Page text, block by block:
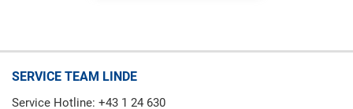
SERVICE TEAM LINDE
Service Hotline: +43 1 24 630